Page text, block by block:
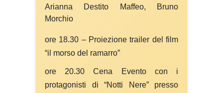
Arianna Destito Maffeo, Bruno
Morchio
ore 18.30 – Proiezione trailer del film
“il morso del ramarro”
ore 20.30 Cena Evento con i
protagonisti di “Notti Nere” presso